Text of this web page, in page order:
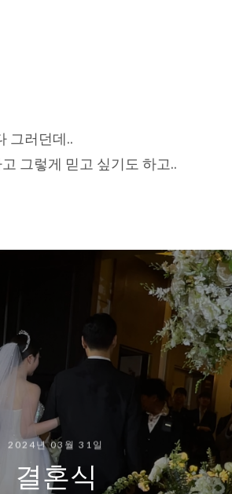
그러던데..
그렇게 믿고 싶기도 하고..
2024년 03월 31일
결혼식